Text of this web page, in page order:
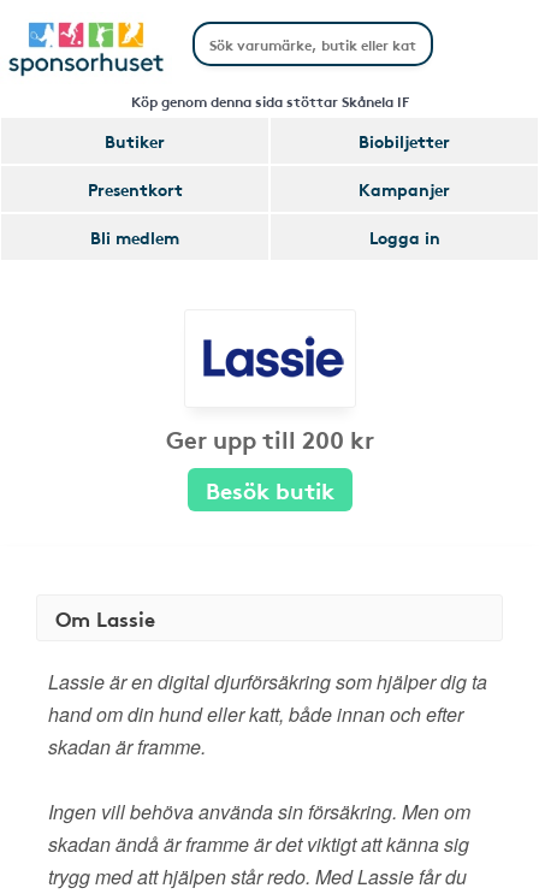
Köp genom denna sida stöttar Skånela IF
Butiker
Biobiljetter
Presentkort
Kampanjer
Bli medlem
Logga in
Ger upp till 200 kr
Besök butik
Om Lassie
Lassie är en digital djurförsäkring som hjälper dig ta
hand om din hund eller katt, både innan och efter
skadan är framme.
Ingen vill behöva använda sin försäkring. Men om
skadan ändå är framme är det viktigt att känna sig
trygg med att hjälpen står redo. Med Lassie får du